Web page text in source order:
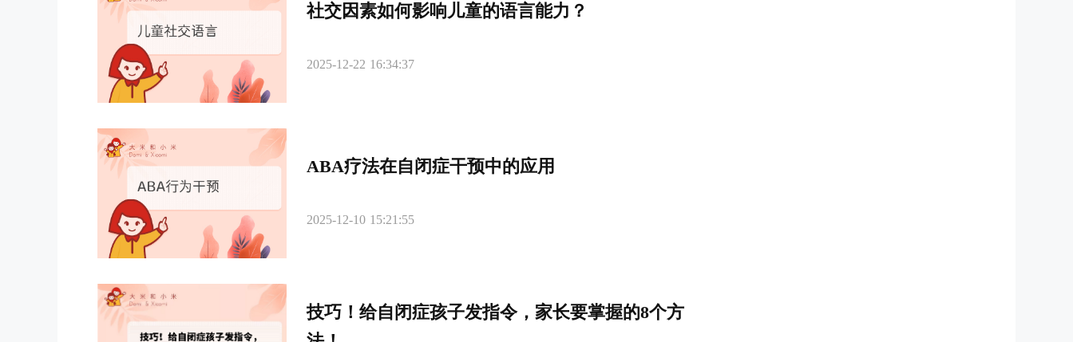
社交因素如何影响儿童的语言能力？
2025-12-22 16:34:37
ABA疗法在自闭症干预中的应用
2025-12-10 15:21:55
技巧！给自闭症孩子发指令，家长要掌握的8个方